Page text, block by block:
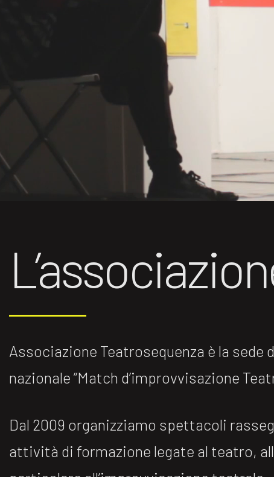
Associazione Teatrosequenza è la sede
nazionale ”Match d’improvvisazione
Dal 2009 organizziamo spettacoli
attività di formazione legate al teatro,